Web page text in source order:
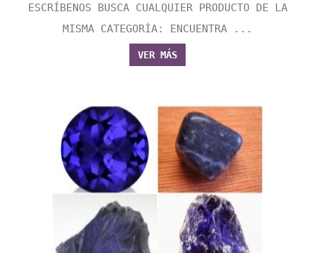
ESCRÍBENOS BUSCA CUALQUIER PRODUCTO DE LA
MISMA CATEGORÍA: ENCUENTRA ...
VER MÁS